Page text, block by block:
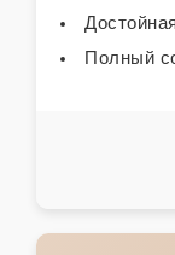
Полный